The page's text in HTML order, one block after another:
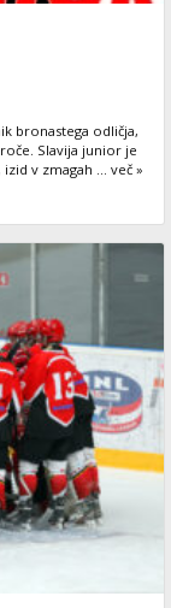
bronastega odličja,
Slavija junior je
v zmagah ... več »